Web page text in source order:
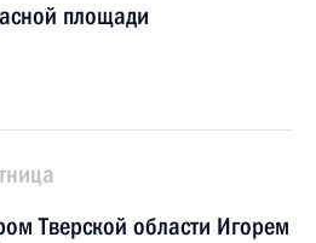
площади
Тверской области Игорем